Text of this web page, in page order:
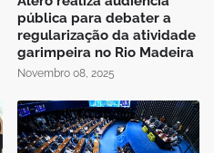
pública para debater a
regularização da atividade
garimpeira no Rio Madeira
Novembro 08, 2025